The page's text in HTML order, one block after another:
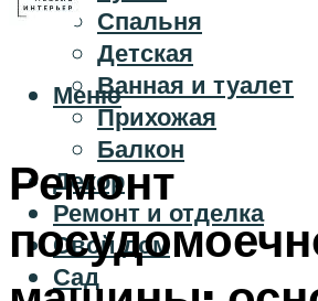
Спальня
Детская
Ванная и туалет
Прихожая
Балкон
Декор
Ремонт и отделка
Свой дом
Сад
Меню
Ремонт